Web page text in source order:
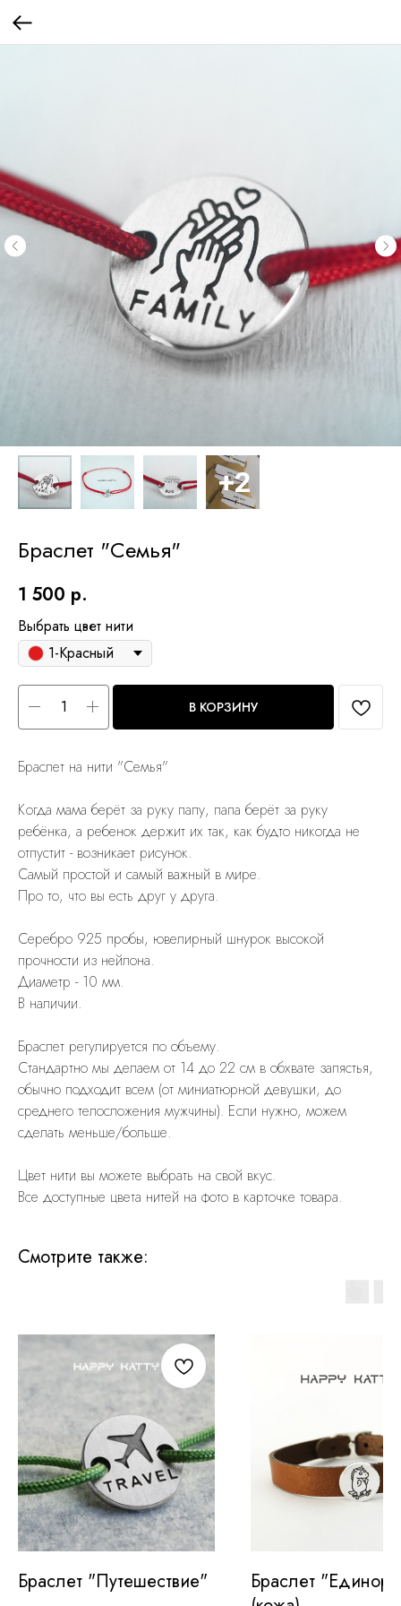
Браслет "Семья"
1 500 р.
Выбрать цвет нити
1-Красный
В КОРЗИНУ
Браслет на нити "Семья"
Когда мама берёт за руку папу, папа берёт за руку
ребёнка, а ребенок держит их так, как будто никогда не
отпустит - возникает рисунок.
Самый простой и самый важный в мире.
Про то, что вы есть друг у друга.
Cеребро 925 пробы, ювелирный шнурок высокой
прочности из нейлона.
Диаметр - 10 мм.
В наличии.
Браслет регулируется по объему.
Стандартно мы делаем от 14 до 22 см в обхвате запястья,
обычно подходит всем (от миниатюрной девушки, до
среднего телосложения мужчины). Если нужно, можем
сделать меньше/больше.
Цвет нити вы можете выбрать на свой вкус.
Все доступные цвета нитей на фото в карточке товара.
Смотрите также:
Браслет "Путешествие"
Браслет